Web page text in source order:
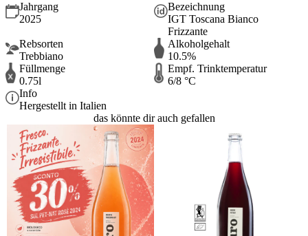
Jahrgang
2025
Bezeichnung
IGT Toscana Bianco
Frizzante
Rebsorten
Trebbiano
Alkoholgehalt
10.5%
Füllmenge
0.75l
Empf. Trinktemperatur
6/8 °C
Info
Hergestellt in Italien
das könnte dir auch gefallen